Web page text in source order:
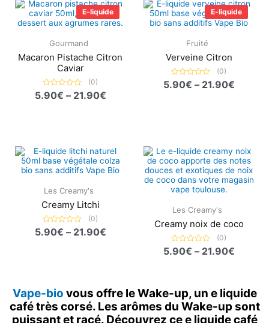
E-liquide
Gourmand
Macaron Pistache Citron
Caviar
Note
0
(0)
5.90€ – 21.90€
de
prix :
5.90€
à
21.90€
E-liquide
Fruité
Verveine Citron
Note
0
(0)
5.90€ – 21.90€
de
prix :
5.90€
à
21.90€
Les Creamy's
Creamy Litchi
Note
0
(0)
5.90€ – 21.90€
de
prix :
5.90€
à
21.90€
Les Creamy's
Creamy noix de coco
Note
0
(0)
5.90€ – 21.90€
de
prix :
5.90€
à
Vape-bio vous offre le Wake-up, un e liquide
café très corsé. Les arômes du Wake-up sont
puissant et racé. Découvrez ce e liquide café